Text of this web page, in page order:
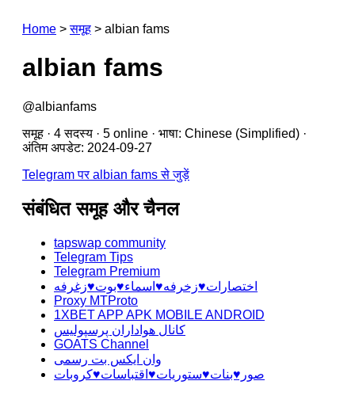
Home >समूह > albian fams
albian fams
@albianfams
समूह · 4 सदस्य · 5 online · भाषा: Chinese (Simplified) ·
अंतिम अपडेट: 2024-09-27
Telegram पर albian fams से जुड़ें
संबंधित समूह और चैनल
tapswap community
Telegram Tips
Telegram Premium
اختصارات♥️زخرفه♥️اسماء♥️بوت♥️زغرفه
Proxy MTProto
1XBET APP APK MOBILE ANDROID
کانال هواداران پرسپولیس
GOATS Channel
وان ایکس بت رسمی
صور♥️بنات♥️ستوريات♥️اقتباسات♥️كروبات